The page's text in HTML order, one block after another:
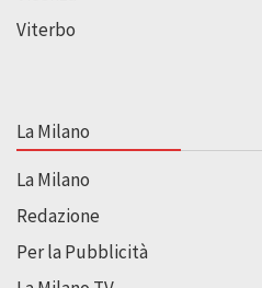
Viterbo
La Milano
La Milano
Redazione
Per la Pubblicità